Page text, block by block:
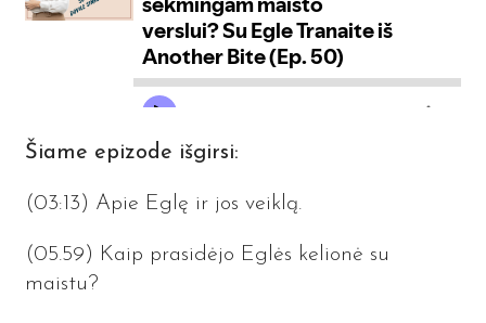
Šiame epizode išgirsi:
(03:13 ) Apie Eglę ir jos veiklą.
(05.59) Kaip prasidėjo Eglės kelionė su
maistu?